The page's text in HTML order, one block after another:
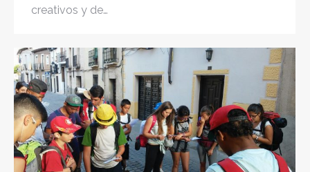
creativos y de…